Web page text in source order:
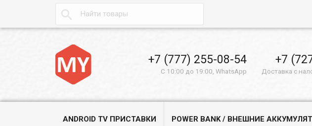

+7 (777) 255-08-54
С 10:00 до 19:00, WhatsApp
+7
Доставка с
ANDROID TV ПРИСТАВКИ POWER BANK / ВНЕШНИЕ